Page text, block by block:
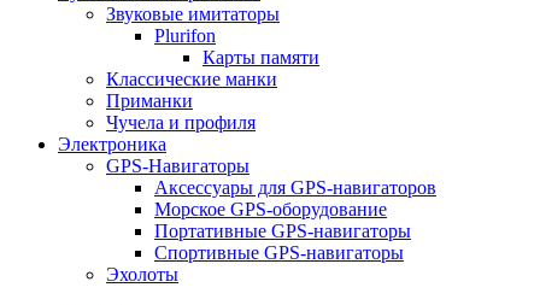
Звуковые имитаторы
Plurifon
Карты памяти
Классические манки
Приманки
Чучела и профиля
Электроника
GPS-Навигаторы
Аксессуары для GPS-навигаторов
Морское GPS-оборудование
Портативные GPS-навигаторы
Спортивные GPS-навигаторы
Эхолоты